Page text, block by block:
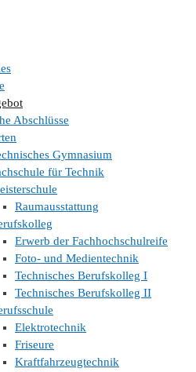
Abschlüsse
Gymnasium
für Technik
Raumausstattung
Erwerb der Fachhochschulreife
Foto- und Medientechnik
Technisches Berufskolleg I
Technisches Berufskolleg II
Elektrotechnik
Friseure
Kraftfahrzeugtechnik